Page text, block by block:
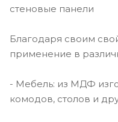
стеновые панели
Благодаря своим
применение в
- Мебель: из МДФ
комодов, столов и